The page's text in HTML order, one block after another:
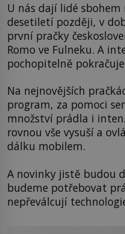
U nás dají lidé
desetiletí později, v
první pračky
Romo ve Fulneku. A
pochopitelně
Na nejnovějších
program, za pomoci
množství prádla i
rovnou vše vysuší a
dálku mobilem.
A novinky jistě budou
budeme potřebovat
nepřeválcují